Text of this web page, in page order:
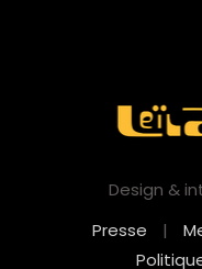
Design &
Presse
|